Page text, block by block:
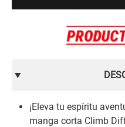
¡Eleva tu espíritu
manga corta Climb